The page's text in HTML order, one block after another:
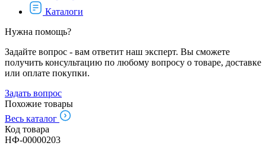
Каталоги
Нужна помощь?
Задайте вопрос - вам ответит наш эксперт. Вы сможете
получить консультацию по любому вопросу о товаре, доставке
или оплате покупки.
Задать вопрос
Похожие товары
Весь каталог
Код товара
НФ-00000203